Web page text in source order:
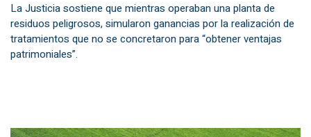
La Justicia sostiene que mientras operaban una planta de
residuos peligrosos, simularon ganancias por la realización de
tratamientos que no se concretaron para “obtener ventajas
patrimoniales”.